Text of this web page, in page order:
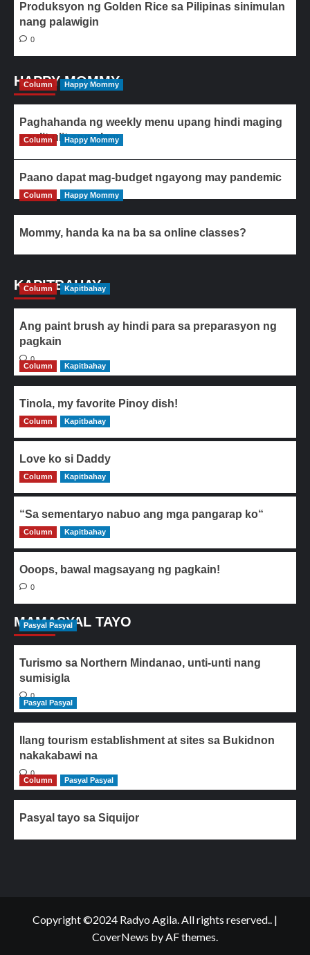
Produksyon ng Golden Rice sa Pilipinas sinimulan
nang palawigin
0
HAPPY MOMMY
Column Happy Mommy
Paghahanda ng weekly menu upang hindi maging
paulit-ulit ang ulam
Column Happy Mommy
Paano dapat mag-budget ngayong may pandemic
Column Happy Mommy
Mommy, handa ka na ba sa online classes?
KAPITBAHAY
Column Kapitbahay
Ang paint brush ay hindi para sa preparasyon ng
pagkain
0
Column
Kapitbahay
Tinola, my favorite Pinoy dish!
0
Column Kapitbahay
Love ko si Daddy
0
Column Kapitbahay
“Sa sementaryo nabuo ang mga pangarap ko“
0
Column Kapitbahay
Ooops, bawal magsayang ng pagkain!
0
MAMASYAL TAYO
Pasyal Pasyal
Turismo sa Northern Mindanao, unti-unti nang
sumisigla
0
Pasyal Pasyal
Ilang tourism establishment at sites sa Bukidnon
nakakabawi na
0
Column
Pasyal Pasyal
Pasyal tayo sa Siquijor
Copyright ©2024 Radyo Agila. All rights reserved.. |
CoverNews by AF themes.